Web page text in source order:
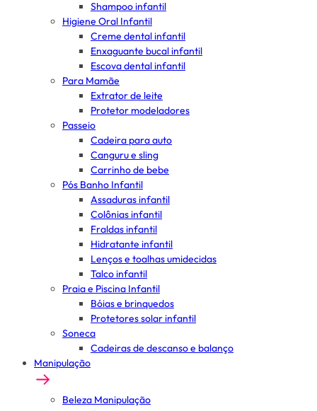
Shampoo infantil
Higiene Oral Infantil
Creme dental infantil
Enxaguante bucal infantil
Escova dental infantil
Para Mamãe
Extrator de leite
Protetor modeladores
Passeio
Cadeira para auto
Canguru e sling
Carrinho de bebe
Pós Banho Infantil
Assaduras infantil
Colônias infantil
Fraldas infantil
Hidratante infantil
Lenços e toalhas umidecidas
Talco infantil
Praia e Piscina Infantil
Bóias e brinquedos
Protetores solar infantil
Soneca
Cadeiras de descanso e balanço
Manipulação
Beleza Manipulação